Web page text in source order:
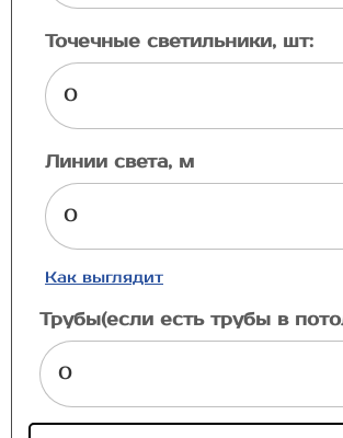
Точечные светильники, шт:
Линии света, м
Как выглядит
Трубы(если есть трубы в